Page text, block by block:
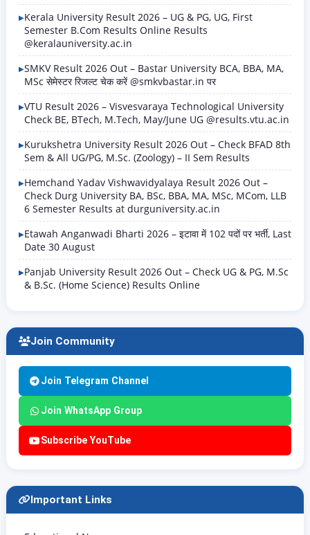
Kerala University Result 2026 – UG & PG, UG, First
Semester B.Com Results Online Results
@keralauniversity.ac.in
SMKV Result 2026 Out – Bastar University BCA, BBA, MA,
MSc सेमेस्टर रिजल्ट चेक करें @smkvbastar.in पर
VTU Result 2026 – Visvesvaraya Technological University
Check BE, BTech, M.Tech, May/June UG @results.vtu.ac.in
Kurukshetra University Result 2026 Out – Check BFAD 8th
Sem & All UG/PG, M.Sc. (Zoology) – II Sem Results
Hemchand Yadav Vishwavidyalaya Result 2026 Out –
Check Durg University BA, BSc, BBA, MA, MSc, MCom, LLB
6 Semester Results at durguniversity.ac.in
Etawah Anganwadi Bharti 2026 – इटावा में 102 पदों पर भर्ती, Last
Date 30 August
Panjab University Result 2026 Out – Check UG & PG, M.Sc
& B.Sc. (Home Science) Results Online
Join Community
Join Telegram Channel
Join WhatsApp Group
Subscribe YouTube
Important Links